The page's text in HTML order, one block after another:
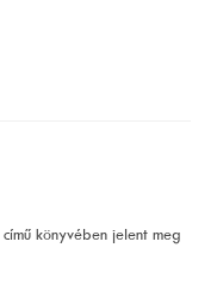
című könyvében jelent meg